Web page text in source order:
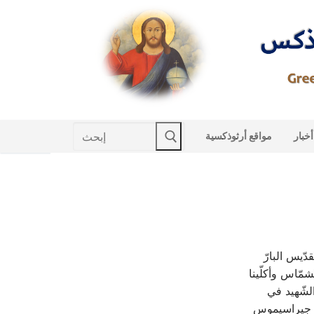
Search
مواقع أرثوذكسية أخبار
البارّ
وأكلّينا
في
جيراسيموس